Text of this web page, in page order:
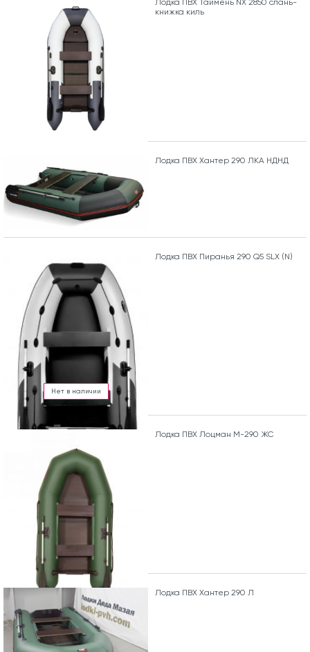
Лодка ПВХ Таймень NX 2850 слань-
книжка киль
Лодка ПВХ Хантер 290 ЛКА НДНД
Нет в наличии
Лодка ПВХ Пиранья 290 Q5 SLХ (N)
Лодка ПВХ Лоцман М-290 ЖС
Лодка ПВХ Хантер 290 Л